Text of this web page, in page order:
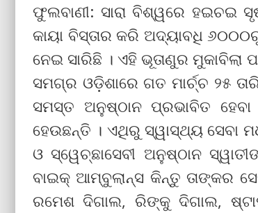
ଫୁଲବାଣୀ: ସାରା ବିଶ୍ୱରେ ହଇଚଇ
କାୟା ବିସ୍ତାର କରି ଅଦ୍ୟାବଧି
ନେଇ ସାରିଛି । ଏହି ଭୂତାଣୁର
ସମଗ୍ର ଓଡ଼ିଶାରେ ଗତ ମାର୍ଚ୍ଚ ୨୫
ସମସ୍ତ ଅନୁଷ୍ଠାନ ପ୍ରଭାବିତ
ହେଉଛନ୍ତି । ଏଥିରୁ ସ୍ୱାସ୍ଥ୍ୟ ସେବା
ଓ ସ୍ୱେଚ୍ଛାସେବୀ ଅନୁଷ୍ଠାନ
ବାଇକ୍ ଆମ୍ବୁଲାନ୍ସ କିନ୍ତୁ ତାଙ୍କର
ରମେଶ ଦିଗାଲ, ରିଙ୍କୁ ଦିଗାଲ,